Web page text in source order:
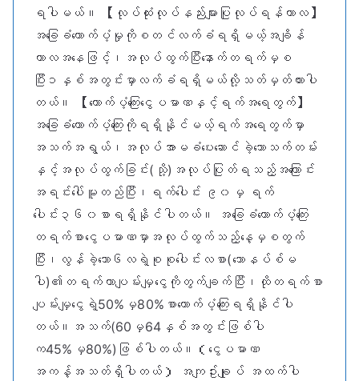
ရပါမယ်။ 【လုပ်ထုံးလုပ်နည်းများပြုလုပ်ရန်ကာလ】
အခြေခံထောက်ပံ့မှုကိုစတင်လက်ခံရရှိမယ့်အချိန်
ကာလအနေဖြင့်၊အလုပ်ထွက်ပြီးနောက်တရက်မှစ
ပြီး၁နှစ်အတွင်းမှာလက်ခံရရှိမယ်လို့သတ်မှတ်ထားပါ
တယ်။ 【ထောက်ပံ့ကြေးငွေပမာဏနှင့်ရက်အရေတွက်】
အခြေခံထောက်ပံ့ကြေးကိုရရှိနိုင်မယ့်ရက်အရေတွက်မှာ
အသက်အရွယ်၊အလုပ်အာမခံပေးဆောင်ခဲ့သောသက်တမ်း
နှင့်အလုပ်ထွက်ခြင်း(သို့)အလုပ်ပြုတ်ရသည့်အကြောင်း
အရင်းပေါ်မူတည်ပြီး၊ရက်ပေါင်း ၉၀မှ ရက်
ပေါင်း၃၆၀စာရရှိနိုင်ပါတယ်။ အခြေခံထောက်ပံ့ကြေး
တရက်စာငွေပမာဏမှာအလုပ်ထွက်သည့်နေ့မှစတွက်
ပြီး၊လွန်ခဲ့သော၆လရဲ့စုစုပေါင်းလစာ(ဘောနပ်စ်မ
ပါ)၏တရက်တာပျမ်းမျှငွေကိုတွက်ချက်ပြီး၊ထိုတရက်စာ
ပျမ်းမျှငွေရဲ့50%မှ80%စာထောက်ပံ့ကြေးရရှိနိုင်ပါ
တယ်။အသက်(60မှ64နှစ်အတွင်းဖြစ်ပါ
က45%မှ80%)ဖြစ်ပါတယ်။（ငွေပမာဏ
အကန့်အသတ်ရှိပါတယ်） အကျဥ်းချုပ် အထက်ပါ